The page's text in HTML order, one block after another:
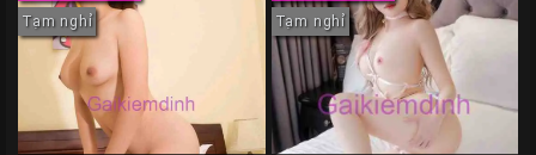
Tạm nghỉ
Tạm nghỉ